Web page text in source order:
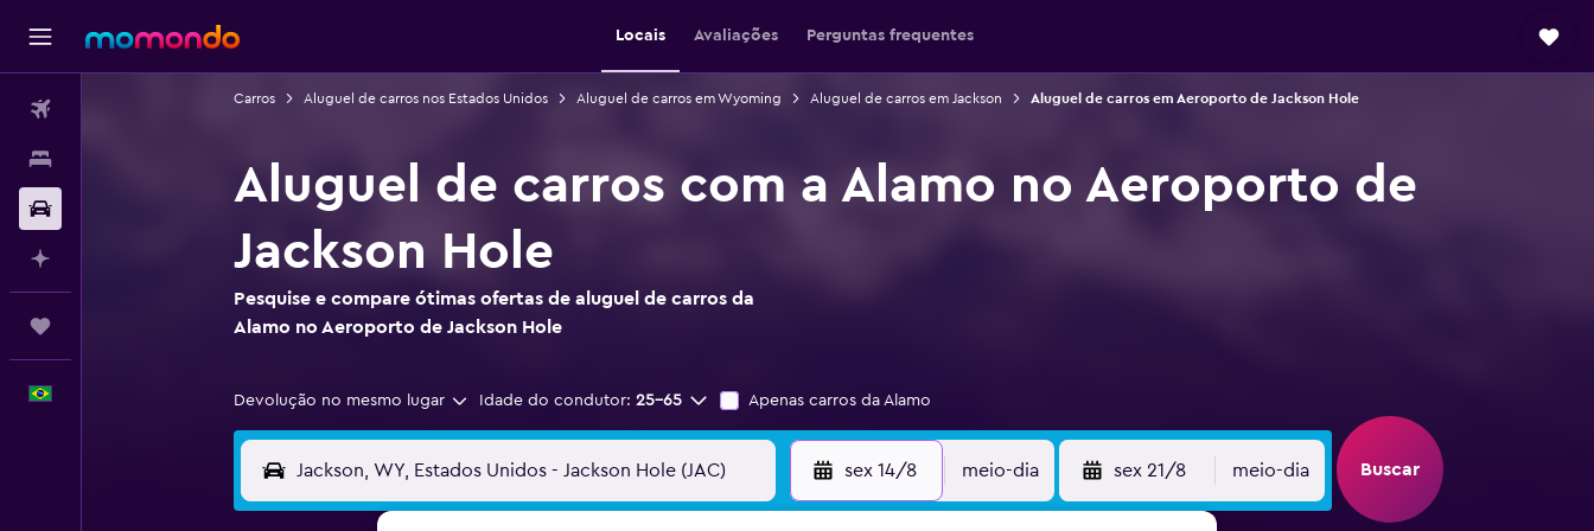
Locais Avaliações Perguntas frequentes
Carros Aluguel de carros nos Estados Unidos Aluguel de carros em Wyoming Aluguel de carros em Jackson Aluguel de carros em Aeroporto de Jackson Hole
Aluguel de carros com a Alamo no Aeroporto de
Jackson Hole
Pesquise e compare ótimas ofertas de aluguel de carros da
Alamo no Aeroporto de Jackson Hole
Devolução no mesmo lugar Idade do condutor: 25-65 Apenas carros da Alamo
sex 14/8 meio-dia sex 21/8 meio-dia Buscar